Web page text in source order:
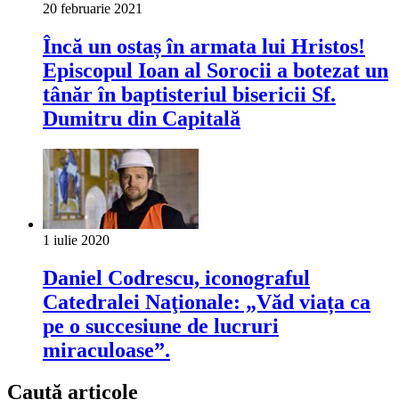
20 februarie 2021
Încă un ostaș în armata lui Hristos!
Episcopul Ioan al Sorocii a botezat un
tânăr în baptisteriul bisericii Sf.
Dumitru din Capitală
1 iulie 2020
Daniel Codrescu, iconograful
Catedralei Naţionale: „Văd viața ca
pe o succesiune de lucruri
miraculoase”.
Caută articole